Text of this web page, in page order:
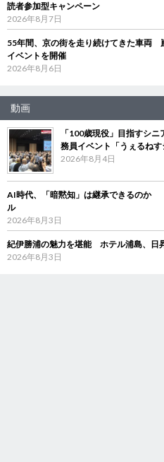
読者参加型キャンペーン
2026年8月7日
55年間、京の街を走り続けてきた車両
イベントを開催
2026年8月6日
動画
「100歳現役」目指すシ
務員イベント「うぇるねす
2026年8月4日
AI時代、「暗黙知」は継承できるのか
ル
2026年8月3日
紀伊勝浦の魅力を堪能 ホテル浦島、日
2026年8月3日